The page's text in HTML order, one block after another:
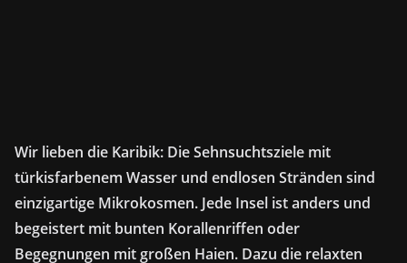
Wir lieben die Karibik: Die Sehnsuchtsziele mit
türkisfarbenem Wasser und endlosen Stränden sind
einzigartige Mikrokosmen. Jede Insel ist anders und
begeistert mit bunten Korallenriffen oder
Begegnungen mit großen Haien. Dazu die relaxten